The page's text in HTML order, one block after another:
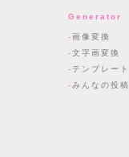
Generator
画像変換
文字画変換
テンプレート
みんなの投稿